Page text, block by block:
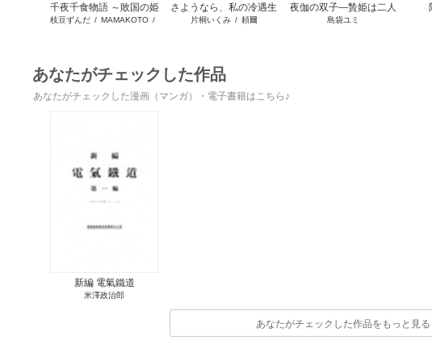
千夜千食物語 ～敗国の姫
ですが氷の皇子殿下がど
枝豆ずんだ/ MAMAKOTO/
さようなら、私の冷遇生
活 ～パーティーで声をか
片桐いくみ/ 頼爾
夜伽の双子―贄姫は二人
の王子に愛される―
島袋ユミ
あなたがチェックした作品
あなたがチェックした漫画（マンガ）・電子書籍はこちら♪
新編 電氣鐵道
米澤政治郎
あなたがチェックした作品をもっと見る